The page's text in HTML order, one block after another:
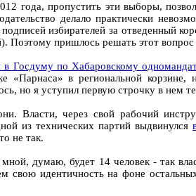
года, пропустить эти выборы,
делало практически
избирателей за отведенный
Поэтому пришлось решать этот
Госдуму по Хабаровскому
«Парнаса» в региональной
но я уступил первую строчку в нем
Власти, через свой рабочий
из технических партий выдвинулся
не так.
думаю, будет 14 человек - так
свою идентичность на фоне